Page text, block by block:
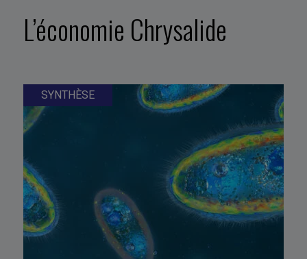
L’économie Chrysalide
SYNTHÈSE